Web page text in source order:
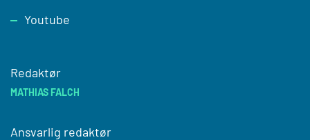
Youtube
Redaktør
MATHIAS FALCH
Ansvarlig redaktør